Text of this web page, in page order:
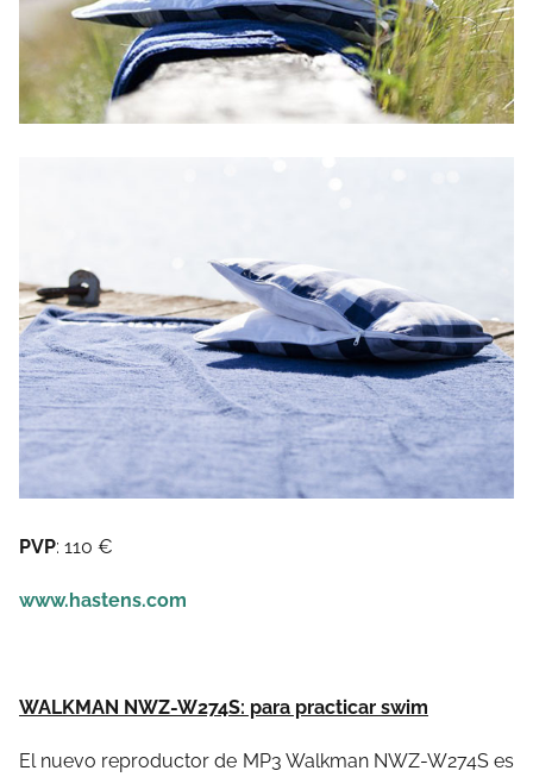
PVP: 110 €
www.hastens.com
WALKMAN NWZ-W274S: para practicar swim
El nuevo reproductor de MP3 Walkman NWZ-W274S es